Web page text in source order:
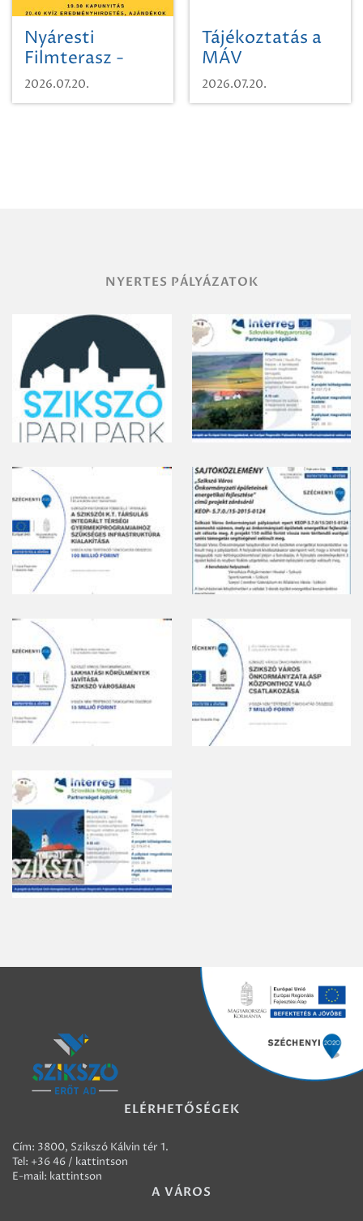
Nyáresti
Filmterasz -
Beugró a
Paradicsomba
2026.07.20.
Tájékoztatás a
MÁV
Pályaműködtetési
Zrt. Területi
2026.07.20.
NYERTES PÁLYÁZATOK
ELÉRHETŐSÉGEK
Cím: 3800, Szikszó Kálvin tér 1.
Tel: +36 46 / kattintson
E-mail: kattintson
A VÁROS